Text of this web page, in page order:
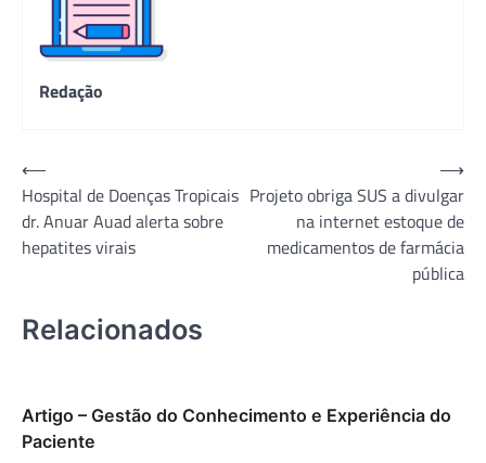
Redação
Navegação
de
Post
⟵
Hospital de Doenças Tropicais
dr. Anuar Auad alerta sobre
hepatites virais
Projeto obriga SUS a divulgar
na internet estoque de
medicamentos de farmácia
pública
⟶
Relacionados
Artigo – Gestão do Conhecimento e Experiência do
Paciente